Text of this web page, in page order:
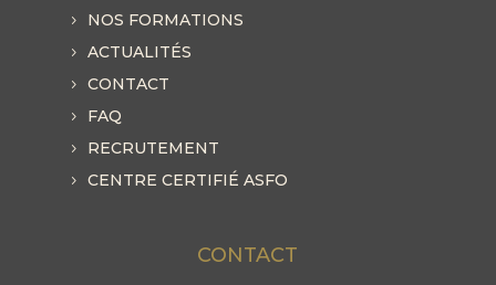
NOS FORMATIONS
ACTUALITÉS
CONTACT
FAQ
RECRUTEMENT
CENTRE CERTIFIÉ ASFO
CONTACT